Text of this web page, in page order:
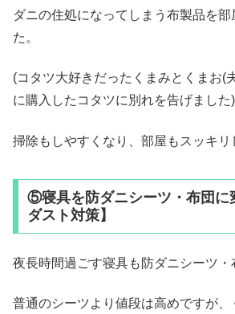
ダニの住処になってしまう布製品を部
た。
(コタツ大好きだったくまみとくまお(
に購入したコタツに別れを告げました)
掃除もしやすくなり、部屋もスッキリ
⑤寝具を防ダニシーツ・布団に
ダスト対策】
夜長時間過ごす寝具も防ダニシーツ・
普通のシーツより値段は高めですが、